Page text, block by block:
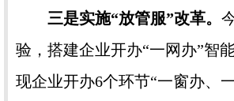
三是实施“放管服”改革。
验，搭建企业开办“一网办”智
现企业开办6个环节“一窗办、